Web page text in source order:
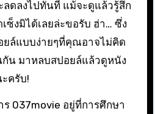
ลดลงไปทันที แม้จะดูแล้วรู้สึก
ซ็งมิได้เลยล่ะขอรับ ฮ่า… ซึ่ง
ล์แบบง่ายๆที่คุณอาจไม่คิด
น มาหลบสปอยล์แล้วดูหนัง
ครับ!
037movie อยู่ที่การศึกษา